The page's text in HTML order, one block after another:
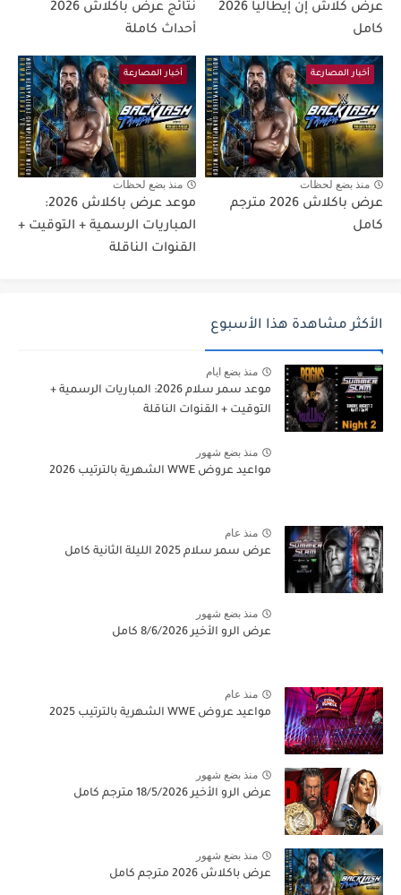
عرض كلاش إن إيطاليا 2026
كامل
نتائج عرض باكلاش 2026
أحداث كاملة
أخبار المصارعة
منذ بضع لحظات
عرض باكلاش 2026 مترجم
كامل
أخبار المصارعة
منذ بضع لحظات
موعد عرض باكلاش 2026:
المباريات الرسمية + التوقيت +
القنوات الناقلة
الأكثر مشاهدة هذا الأسبوع
منذ بضع ايام
موعد سمر سلام 2026: المباريات الرسمية +
التوقيت + القنوات الناقلة
منذ بضع شهور
مواعيد عروض WWE الشهرية بالترتيب 2026
منذ عام
عرض سمر سلام 2025 الليلة الثانية كامل
منذ بضع شهور
عرض الرو الأخير 8/6/2026 كامل
منذ عام
مواعيد عروض WWE الشهرية بالترتيب 2025
منذ بضع شهور
عرض الرو الأخير 18/5/2026 مترجم كامل
منذ بضع شهور
عرض باكلاش 2026 مترجم كامل